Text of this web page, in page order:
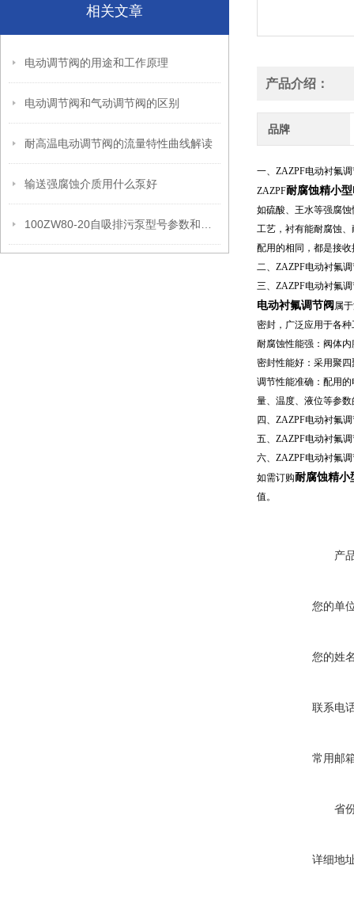
相关文章
电动调节阀的用途和工作原理
电动调节阀和气动调节阀的区别
耐高温电动调节阀的流量特性曲线解读
输送强腐蚀介质用什么泵好
产品介绍：
品牌
一、ZAZPF电动衬氟
ZAZPF耐腐蚀精小
如硫酸、王水等强腐
工艺，衬有能耐腐蚀
配用的相同，都是接
二、ZAZPF电动衬氟
三、 ZAZPF电动衬氟
电动衬氟调节阀 属于
密封，广泛应用于各种
耐腐蚀性能强 ：阀体
密封性能好：采用聚
调节性能准确：配用
量、温度、液位等参数
四、 ZAZPF电动衬氟
五、ZAZPF电动衬氟
六、ZAZPF电动衬氟
如需订购耐腐蚀精小
值。
产
您的单
您的姓
联系电
常用邮
省
详细地